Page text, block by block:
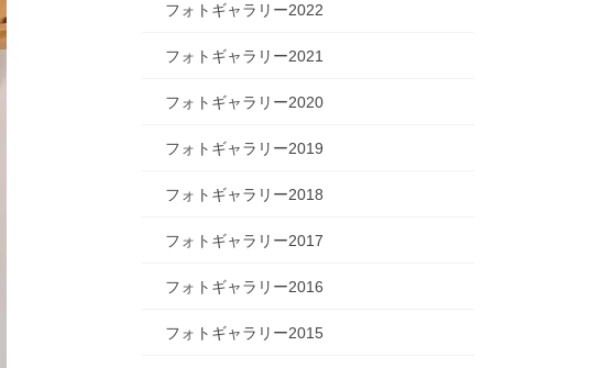
フォトギャラリー2022
フォトギャラリー2021
フォトギャラリー2020
フォトギャラリー2019
フォトギャラリー2018
フォトギャラリー2017
フォトギャラリー2016
フォトギャラリー2015